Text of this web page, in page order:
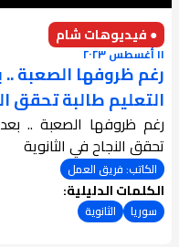
● فيديوهات شام
١١ أغسطس ٢٠٢٣
التعليم طالبة تحقق
تحقق النجاح في الثانوية
الكاتب: فريق العمل
الكلمات الدليلية:
سوريا الثانوية